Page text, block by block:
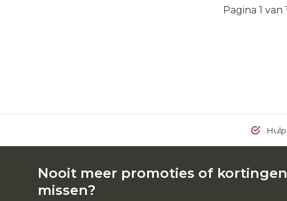
Pagina 1 van 1
Nooit meer promoties of kortingen
missen?